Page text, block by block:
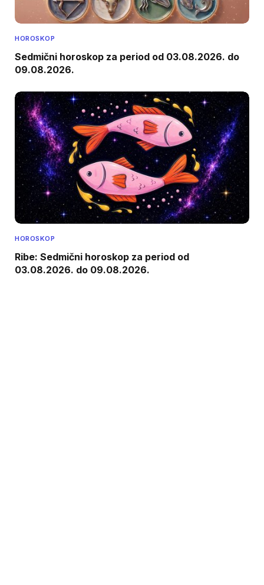
HOROSKOP
Sedmični horoskop za period od 03.08.2026. do
09.08.2026.
HOROSKOP
Ribe: Sedmični horoskop za period od
03.08.2026. do 09.08.2026.